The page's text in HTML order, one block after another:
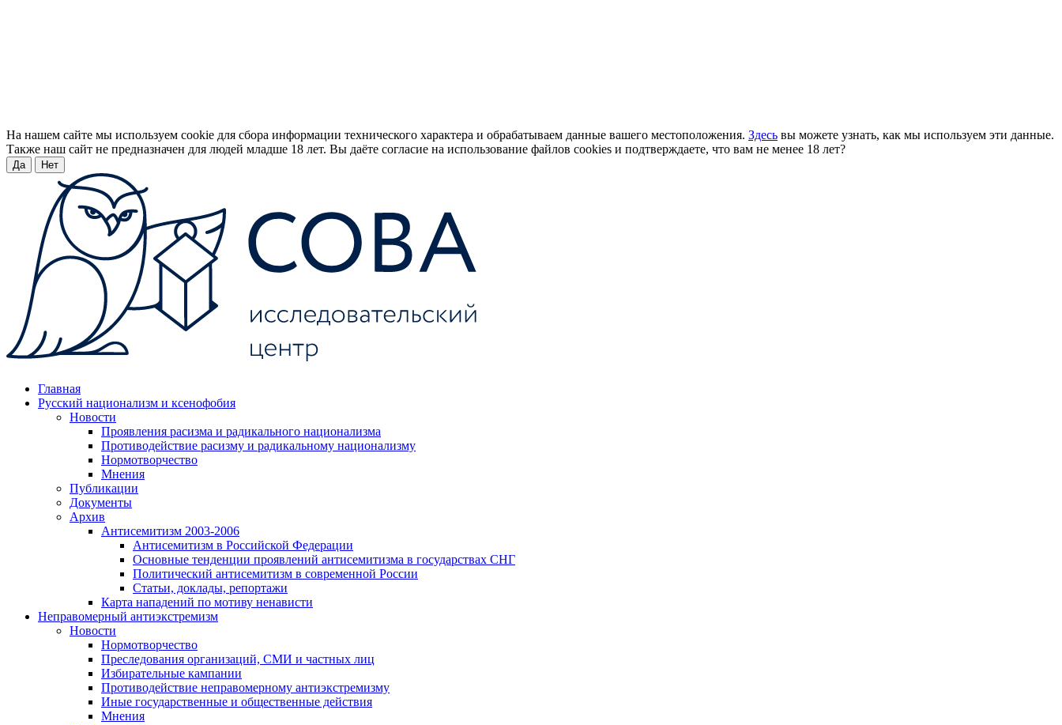
На нашем сайте мы используем cookie для сбора информации технического характера и обрабатываем данные вашего местоположения. Здесь вы можете узнать, как мы используем эти данные.
Также наш сайт не предназначен для людей младше 18 лет. Вы даёте согласие на использование файлов cookies и подтверждаете, что вам не менее 18 лет?
Да Нет
Главная
Русский национализм и ксенофобия
Новости
Проявления расизма и радикального национализма
Противодействие расизму и радикальному национализму
Нормотворчество
Мнения
Публикации
Документы
Архив
Антисемитизм 2003-2006
Антисемитизм в Российской Федерации
Основные тенденции проявлений антисемитизма в государствах СНГ
Политический антисемитизм в современной России
Статьи, доклады, репортажи
Карта нападений по мотиву ненависти
Неправомерный антиэкстремизм
Новости
Нормотворчество
Преследования организаций, СМИ и частных лиц
Избирательные кампании
Противодействие неправомерному антиэкстремизму
Иные государственные и общественные действия
Мнения